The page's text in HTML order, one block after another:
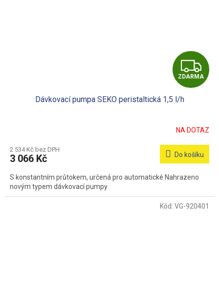
Z
D
R
M
A
ZDARMA
Dávkovací pumpa SEKO peristaltická 1,5 l/h
NA DOTAZ
2 534 Kč bez DPH
3 066 Kč Do košíku
S konstantním průtokem, určená pro automatické Nahrazeno
novým typem dávkovací pumpy
Kód: VG-920401